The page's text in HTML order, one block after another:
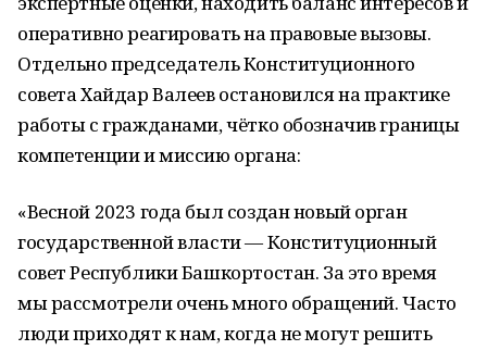
оперативно реагировать на правовые вызовы.
Отдельно председатель Конституционного
совета Хайдар Валеев остановился на практике
работы с гражданами, чётко обозначив границы
компетенции и миссию органа:
«Весной 2023 года был создан новый орган
государственной власти — Конституционный
совет Республики Башкортостан. За это время
мы рассмотрели очень много обращений. Часто
люди приходят к нам, когда не могут решить